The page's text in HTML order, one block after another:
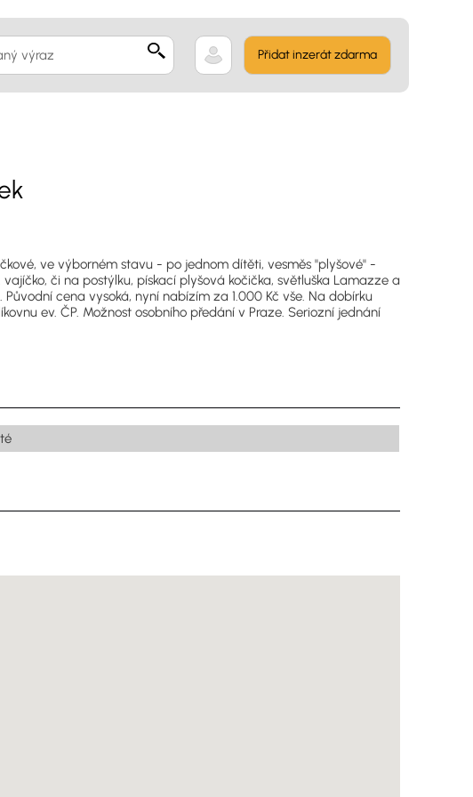
Přidat inzerát zdarma
ve výborném stavu - po jednom dítěti, vesměs "plyšové" -
či na postýlku, pískací plyšová kočička, světluška Lamazze a
cena vysoká, nyní nabízím za 1.000 Kč vše. Na dobírku
ev. ČP. Možnost osobního předání v Praze. Seriozní jednání